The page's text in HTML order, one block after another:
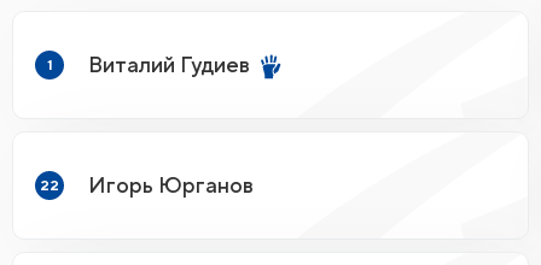
1 Виталий Гудиев
22 Игорь Юрганов